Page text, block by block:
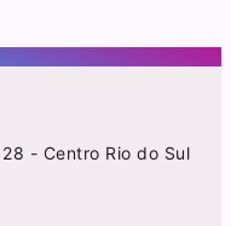
- Centro Rio do Sul